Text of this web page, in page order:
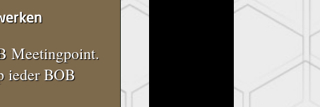
Meetingpoint.
ieder BOB